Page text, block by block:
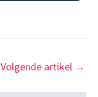
Volgende artikel →